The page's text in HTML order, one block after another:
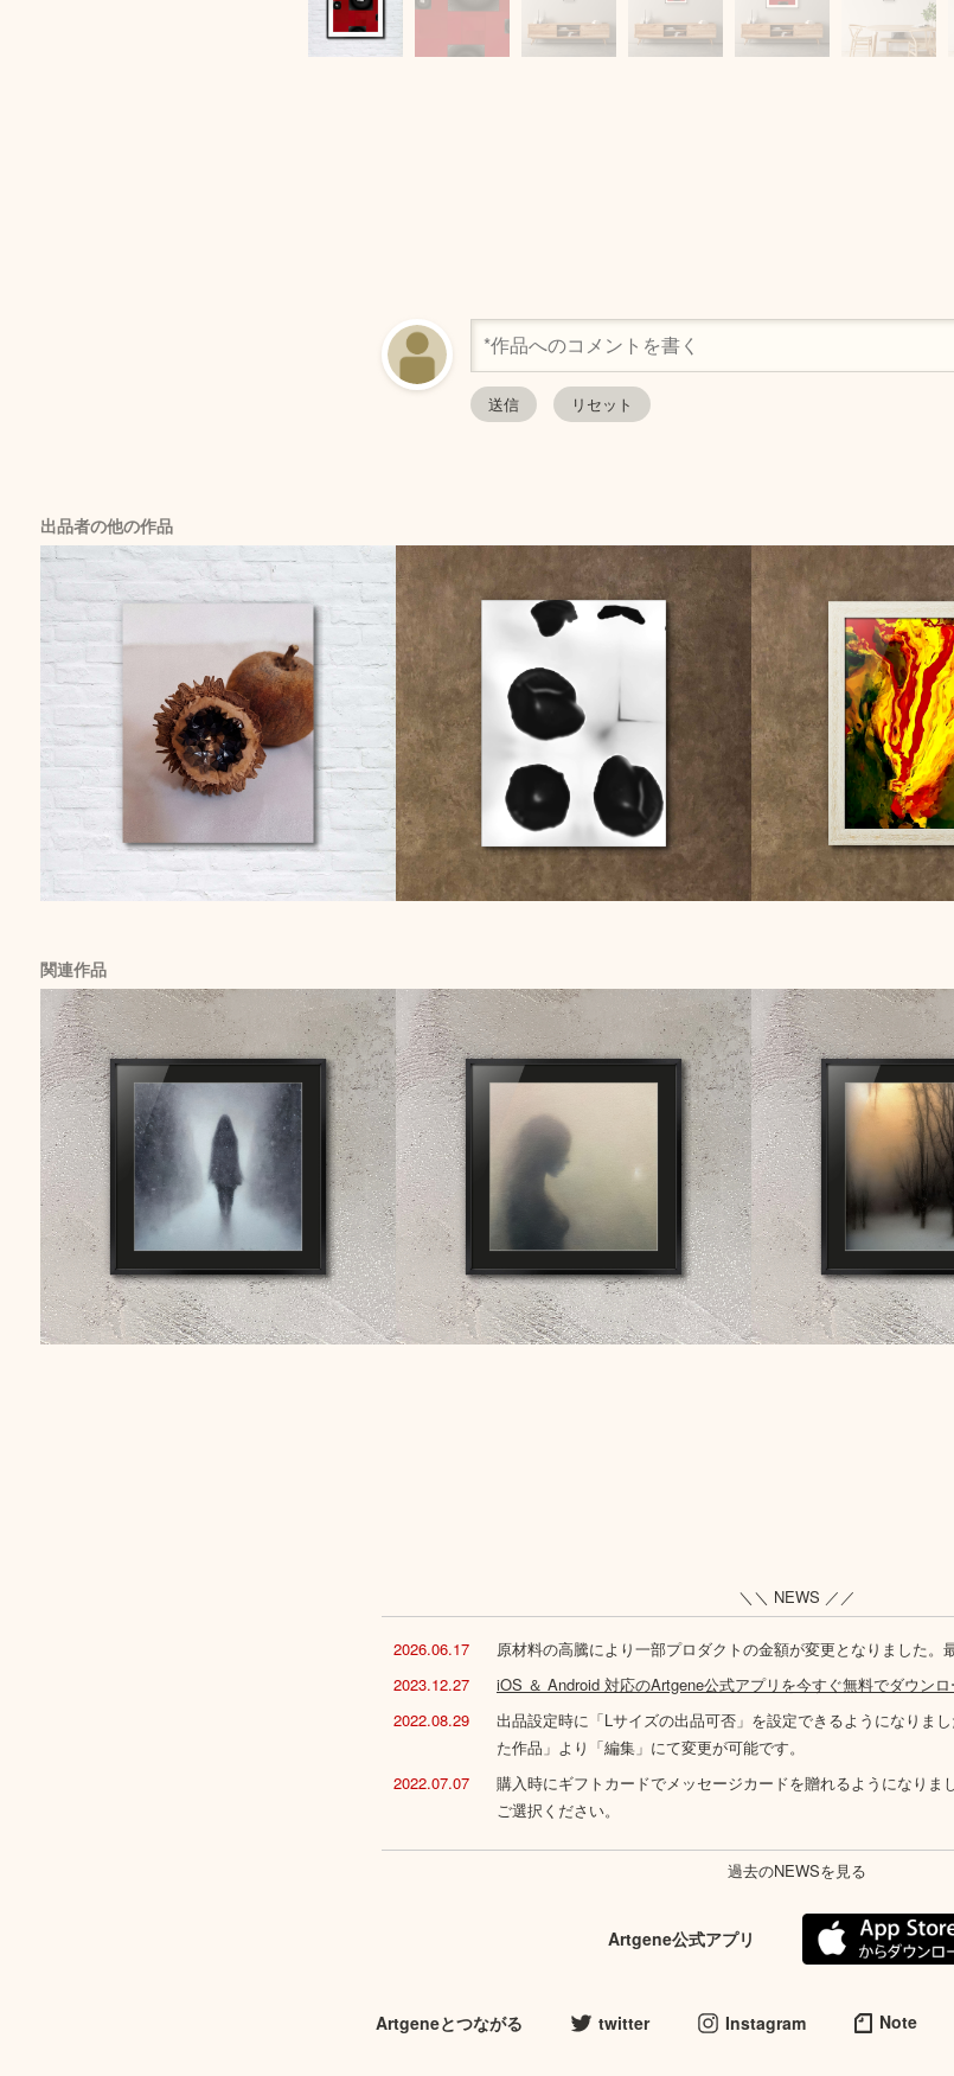
出品者の他の作品
関連作品
＼＼ NEWS ／／
2026.06.17 原材料の高騰により一部プロダクトの金額が変更となりました。
2023.12.27
iOS ＆ Android 対応のArtgene公式アプリを今すぐ無料でダウンロ
2022.08.29
出品設定時に「Lサイズの出品可否」を設定できるようになりま
た作品」より「編集」にて変更が可能です。
2022.07.07
購入時にギフトカードでメッセージカードを贈れるようになりま
ご選択ください。
過去のNEWSを見る
Artgene公式アプリ
Artgeneとつながる twitter Instagram Note